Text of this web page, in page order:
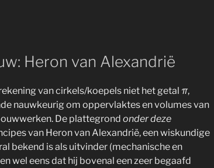
Heron van Alexandrië
van cirkels/koepels niet het getal π,
nauwkeurig om oppervlaktes en volumes van
De plattegrond onder deze
van Heron van Alexandrië, een wiskundige
bekend is als uitvinder (mechanische en
wel eens dat hij bovenal een zeer begaafd